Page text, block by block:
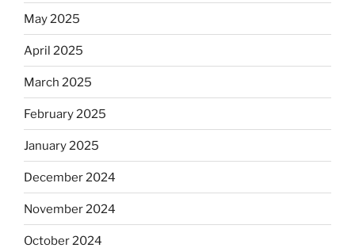
May 2025
April 2025
March 2025
February 2025
January 2025
December 2024
November 2024
October 2024